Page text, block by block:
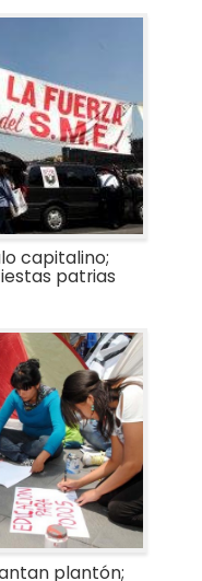
capitalino;
patrias
plantón;